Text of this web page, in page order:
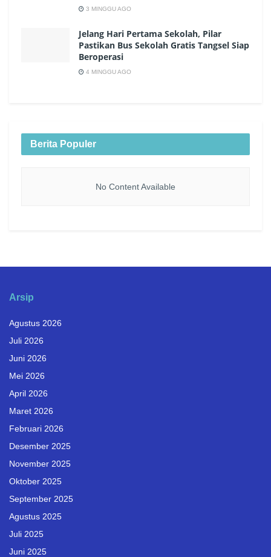
3 MINGGU AGO
Jelang Hari Pertama Sekolah, Pilar
Pastikan Bus Sekolah Gratis Tangsel Siap
Beroperasi
4 MINGGU AGO
Berita Populer
No Content Available
Arsip
Agustus 2026
Juli 2026
Juni 2026
Mei 2026
April 2026
Maret 2026
Februari 2026
Desember 2025
November 2025
Oktober 2025
September 2025
Agustus 2025
Juli 2025
Juni 2025